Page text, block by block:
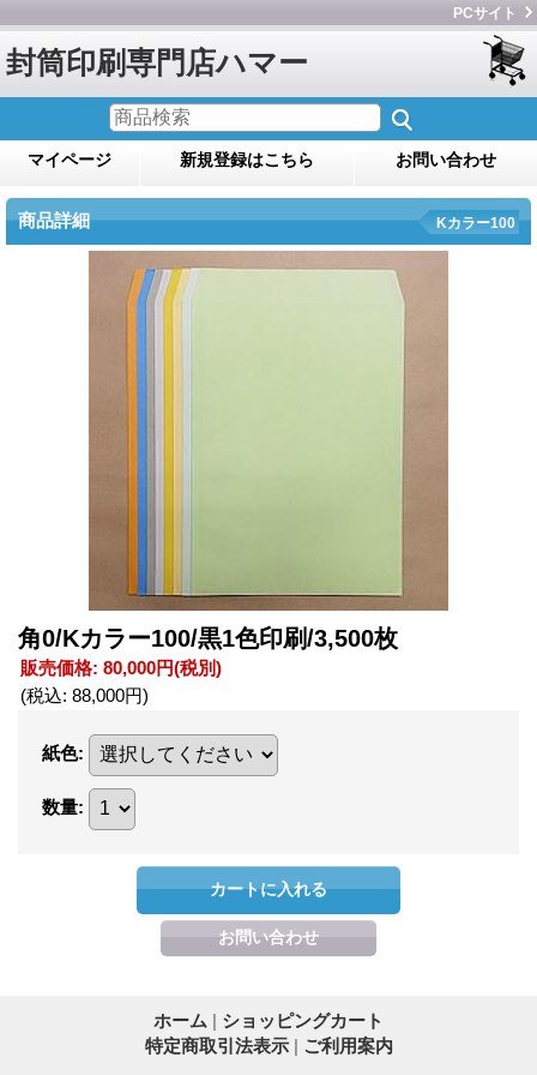
PCサイト
封筒印刷専門店ハマー
マイページ 新規登録はこちら お問い合わせ
商品詳細 Kカラー100
角0/Kカラー100/黒1色印刷/3,500枚
販売価格: 80,000円(税別)
(税込: 88,000円)
紙色:
数量:
ホーム | ショッピングカート
特定商取引法表示 | ご利用案内